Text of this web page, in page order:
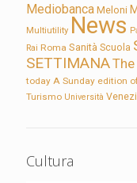
Mediobanca Meloni
Multiutility News
Rai Roma Sanità Scuola
SETTIMANA
today A Sunday edition
Turismo Università
Cultura